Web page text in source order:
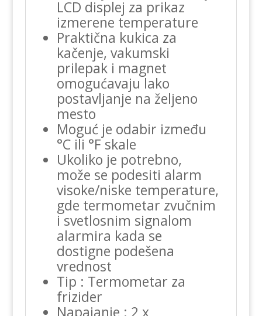
LCD displej za prikaz
izmerene temperature
Praktična kukica za
kačenje, vakumski
prilepak i magnet
omogućavaju lako
postavljanje na željeno
mesto
Moguć je odabir između
°C ili °F skale
Ukoliko je potrebno,
može se podesiti alarm
visoke/niske temperature,
gde termometar zvučnim
i svetlosnim signalom
alarmira kada se
dostigne podešena
vrednost
Tip : Termometar za
frizider
Napajanje : 2 x